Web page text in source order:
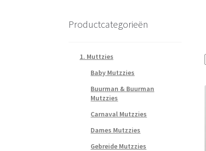
Productcategorieën
1. Muttzies
Baby Mutzzies
Buurman & Buurman
Mutzzies
Carnaval Mutzzies
Dames Mutzzies
Gebreide Mutzzies